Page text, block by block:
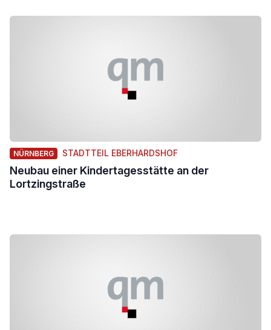
NÜRNBERG STADTTEIL EBERHARDSHOF
Neubau einer Kindertagesstätte an der
Lortzingstraße